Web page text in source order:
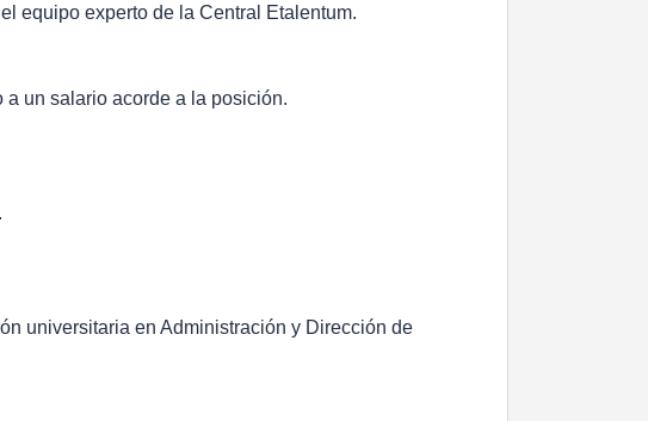
equipo experto de la Central Etalentum.
un salario acorde a la posición.
universitaria en Administración y Dirección de